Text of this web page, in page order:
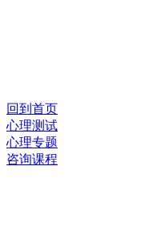
回到首页
心理测试
心理专题
咨询课程